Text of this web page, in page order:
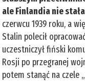
ale Finlandia nie
czerwcu 1939 roku, a
Stalin polecił
uczestniczył fiński
Rosji po przegranej
potem stanąć na czele